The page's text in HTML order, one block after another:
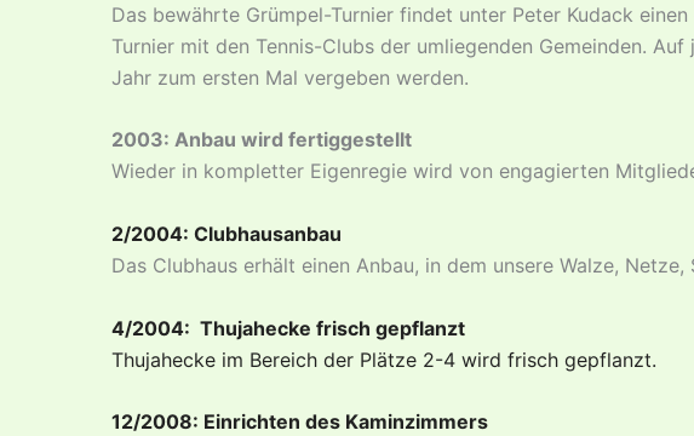
Das bewährte Grümpel-Turnier findet unter Peter Kudack
Turnier mit den Tennis-Clubs der umliegenden Gemeinden.
Jahr zum ersten Mal vergeben werden.
2003: Anbau wird fertiggestellt
Wieder in kompletter Eigenregie wird von engagierten
2/2004: Clubhausanbau
Das Clubhaus erhält einen Anbau, in dem unsere Walze,
4/2004: Thujahecke frisch gepflanzt
Thujahecke im Bereich der Plätze 2-4 wird frisch gepflanzt.
12/2008: Einrichten des Kaminzimmers